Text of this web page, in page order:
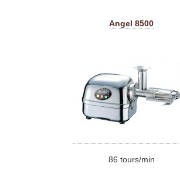
Angel 8500
86 tours/min